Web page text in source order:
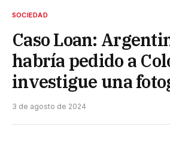
SOCIEDAD
Caso Loan:
habría pedido a
investigue una
3 de agosto de 2024